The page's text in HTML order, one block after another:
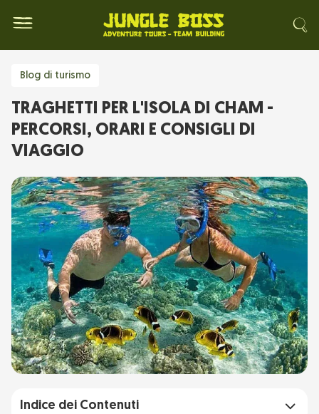
Blog di turismo
TRAGHETTI PER L'ISOLA DI CHAM -
PERCORSI, ORARI E CONSIGLI DI
VIAGGIO
Indice dei Contenuti